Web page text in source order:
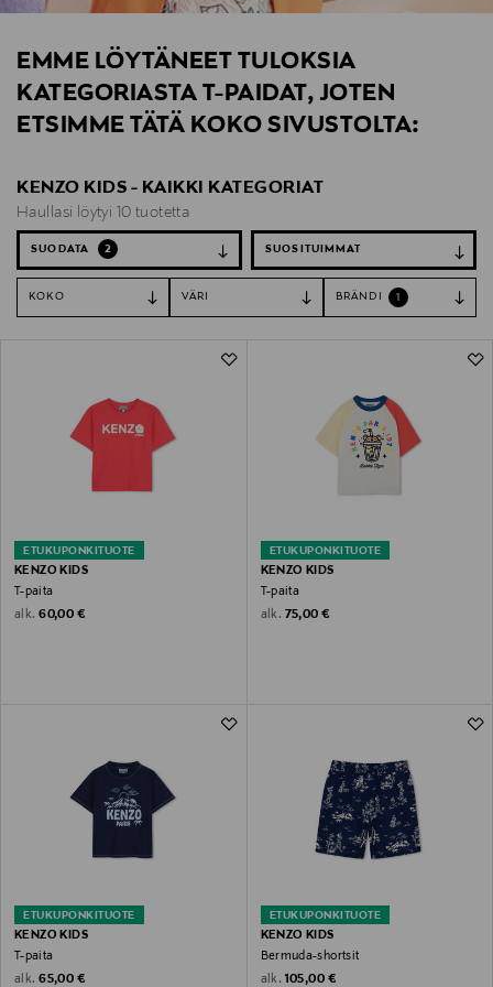
EMME LÖYTÄNEET TULOKSIA
KATEGORIASTA T-PAIDAT, JOTEN
ETSIMME TÄTÄ KOKO SIVUSTOLTA:
KENZO KIDS - KAIKKI KATEGORIAT
Haullasi löytyi 10 tuotetta
SUODATA 2
KOKO VÄRI BRÄNDI 1
ETUKUPONKITUOTE
KENZO KIDS
T-paita
alk. Original Price
60,00 €
ETUKUPONKITUOTE
KENZO KIDS
T-paita
alk. Original Price
75,00 €
ETUKUPONKITUOTE
KENZO KIDS
T-paita
alk. Original Price
65,00 €
ETUKUPONKITUOTE
KENZO KIDS
Bermuda-shortsit
alk. Original Price
105,00 €